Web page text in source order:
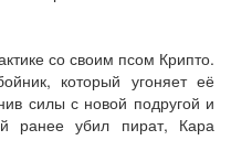
со своим псом Крипто.
который угоняет её
силы с новой подругой и
ранее убил пират, Кара